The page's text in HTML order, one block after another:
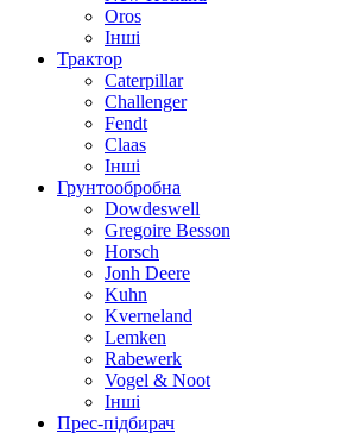
Oros
Інші
Трактор
Caterpillar
Challenger
Fendt
Claas
Інші
Грунтообробна
Dowdeswell
Gregoire Besson
Horsch
Jonh Deere
Kuhn
Kverneland
Lemken
Rabewerk
Vogel & Noot
Інші
Прес-підбирач